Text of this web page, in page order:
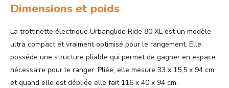
Dimensions et poids
La trottinette électrique Urbanglide Ride 80 XL est un modèle
ultra compact et vraiment optimisé pour le rangement. Elle
possède une structure pliable qui permet de gagner en espace
nécessaire pour le ranger. Pliée, elle mesure 33 x 15,5 x 94 cm
et quand elle est dépliée elle fait 116 x 40 x 94 cm.